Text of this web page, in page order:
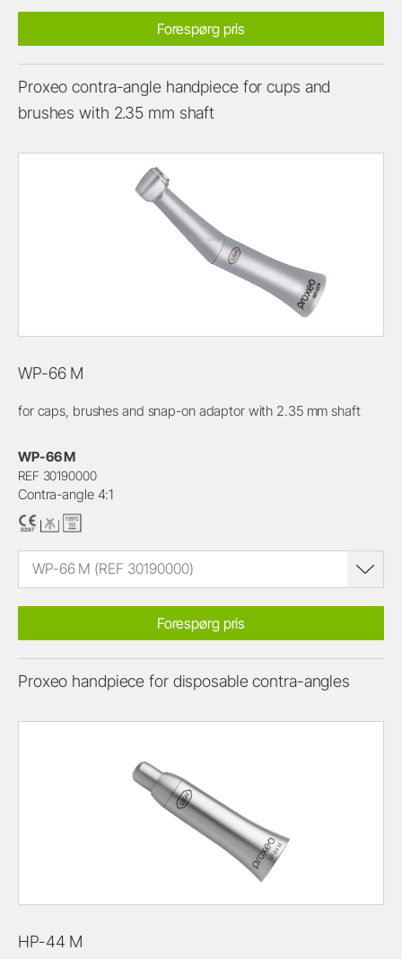
Forespørg pris
Proxeo contra-angle handpiece for cups and
brushes with 2.35 mm shaft
WP-66 M
for caps, brushes and snap-on adaptor with 2.35 mm shaft
WP-66 M
REF 30190000
Contra-angle 4:1
WP-66 M (REF 30190000)
Forespørg pris
Proxeo handpiece for disposable contra-angles
HP-44 M